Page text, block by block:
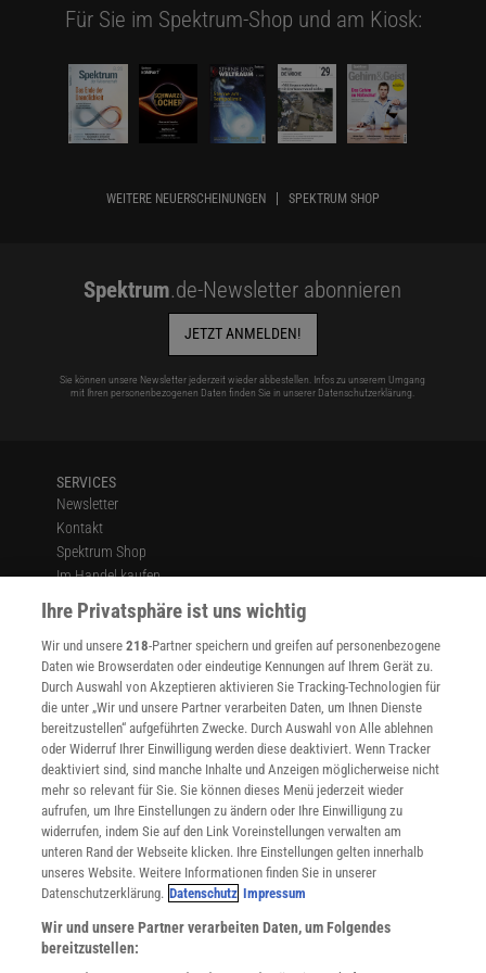
Für Sie im Spektrum-Shop und am Kiosk:
WEITERE NEUERSCHEINUNGEN SPEKTRUM SHOP
Spektrum.de-Newsletter abonnieren
JETZT ANMELDEN!
Sie können unsere Newsletter jederzeit wieder abbestellen. Infos zu unserem Umgang
mit Ihren personenbezogenen Daten finden Sie in unserer Datenschutzerklärung.
SERVICES
Newsletter
Kontakt
Spektrum Shop
Im Handel kaufen
Presse
Verträge kündigen
Widerruf
INFO
Mediadaten
Datenschutz
Nutzungsbedingungen
Cookie-Einstellungen
Utiq verwalten
Nutzungsbasierte Onlinewerbung
Alle Artikel
Impressum
Angebote für Schulen
Angebote für Institutionen
Ihre Privatsphäre ist uns wichtig
Wir und unsere218-Partner speichern und greifen auf personenbezogene
Daten wie Browserdaten oder eindeutige Kennungen auf Ihrem Gerät zu.
Durch Auswahl von Akzeptieren aktivieren Sie Tracking-Technologien für
die unter „Wir und unsere Partner verarbeiten Daten, um Ihnen Dienste
bereitzustellen“ aufgeführten Zwecke. Durch Auswahl von Alle ablehnen
oder Widerruf Ihrer Einwilligung werden diese deaktiviert. Wenn Tracker
deaktiviert sind, sind manche Inhalte und Anzeigen möglicherweise nicht
mehr so relevant für Sie. Sie können dieses Menü jederzeit wieder
aufrufen, um Ihre Einstellungen zu ändern oder Ihre Einwilligung zu
widerrufen, indem Sie auf den Link Voreinstellungen verwalten am
unteren Rand der Webseite klicken. Ihre Einstellungen gelten innerhalb
unseres Website. Weitere Informationen finden Sie in unserer
Datenschutzerklärung. Datenschutz Impressum
Wir und unsere Partner verarbeiten Daten, um Folgendes
bereitzustellen: